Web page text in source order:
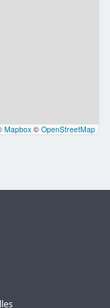
Mapbox © OpenStreetMap